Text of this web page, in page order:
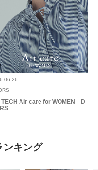
TECH Air care for WOMEN｜D
ンキング